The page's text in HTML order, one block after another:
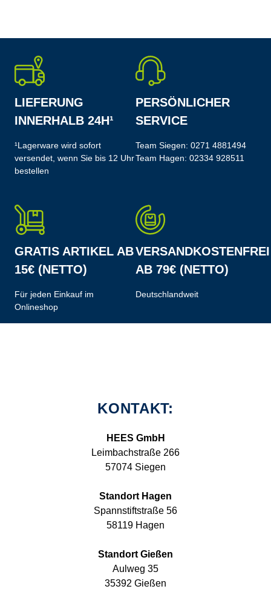
LIEFERUNG
INNERHALB 24H¹
¹Lagerware wird sofort
versendet, wenn Sie bis 12 Uhr
bestellen
PERSÖNLICHER
SERVICE
Team Siegen: 0271 4881494
Team Hagen: 02334 928511
GRATIS ARTIKEL AB
15€ (NETTO)
Für jeden Einkauf im
Onlineshop
VERSANDKOSTENFREI
AB 79€ (NETTO)
Deutschlandweit
KONTAKT:
HEES GmbH
Leimbachstraße 266
57074 Siegen
Standort Hagen
Spannstiftstraße 56
58119 Hagen
Standort Gießen
Aulweg 35
35392 Gießen